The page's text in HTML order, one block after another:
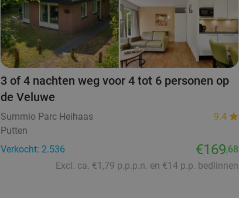
3 of 4 nachten weg voor 4 tot 6 personen op
de Veluwe
Summio Parc Heihaas
9.4
Putten
Verkocht: 2.536
€169,68
Excl. ca. €1,79 p.p.p.n. en €14 p.p. bedlinnen